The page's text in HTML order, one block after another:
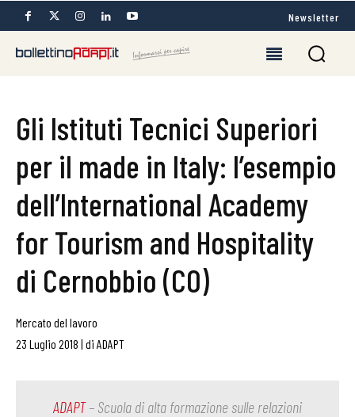
Newsletter
Gli Istituti Tecnici Superiori
per il made in Italy: l’esempio
dell’International Academy
for Tourism and Hospitality
di Cernobbio (CO)
Mercato del lavoro
23 Luglio 2018 | di ADAPT
ADAPT– Scuola di alta formazione sulle relazioni